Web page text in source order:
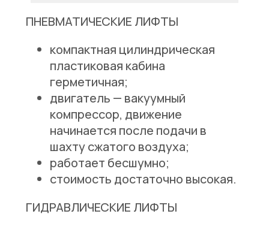
ПНЕВМАТИЧЕСКИЕ ЛИФТЫ
компактная цилиндрическая
пластиковая кабина
герметичная;
двигатель — вакуумный
компрессор, движение
начинается после подачи в
шахту сжатого воздуха;
работает бесшумно;
стоимость достаточно высокая.
ГИДРАВЛИЧЕСКИЕ ЛИФТЫ